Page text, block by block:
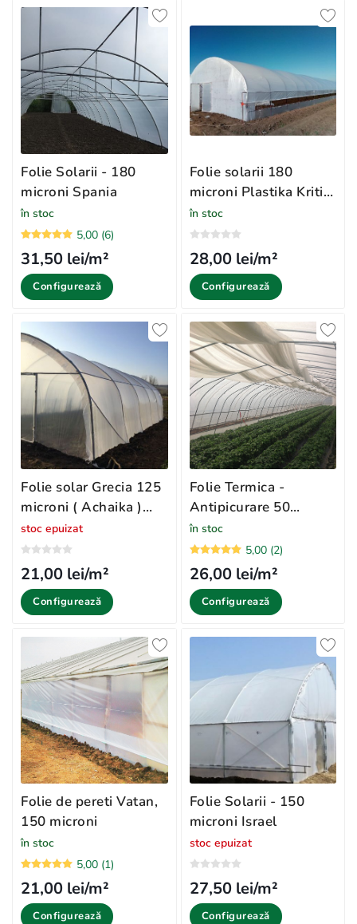
Folie Solarii - 180
microni Spania
în stoc
5,00 (6)
31,50 lei/m²
Configurează
Folie solarii 180
microni Plastika Kritis
Grecia UV2501
în stoc
28,00 lei/m²
Configurează
Folie solar Grecia 125
microni ( Achaika )
profesionala
stoc epuizat
21,00 lei/m²
Configurează
Folie Termica -
Antipicurare 50
microni Sotrafa
în stoc
5,00 (2)
26,00 lei/m²
Configurează
Folie de pereti Vatan,
150 microni
în stoc
5,00 (1)
21,00 lei/m²
Configurează
Folie Solarii - 150
microni Israel
stoc epuizat
27,50 lei/m²
Configurează